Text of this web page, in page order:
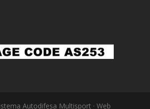
Autodifesa Multisport · Web